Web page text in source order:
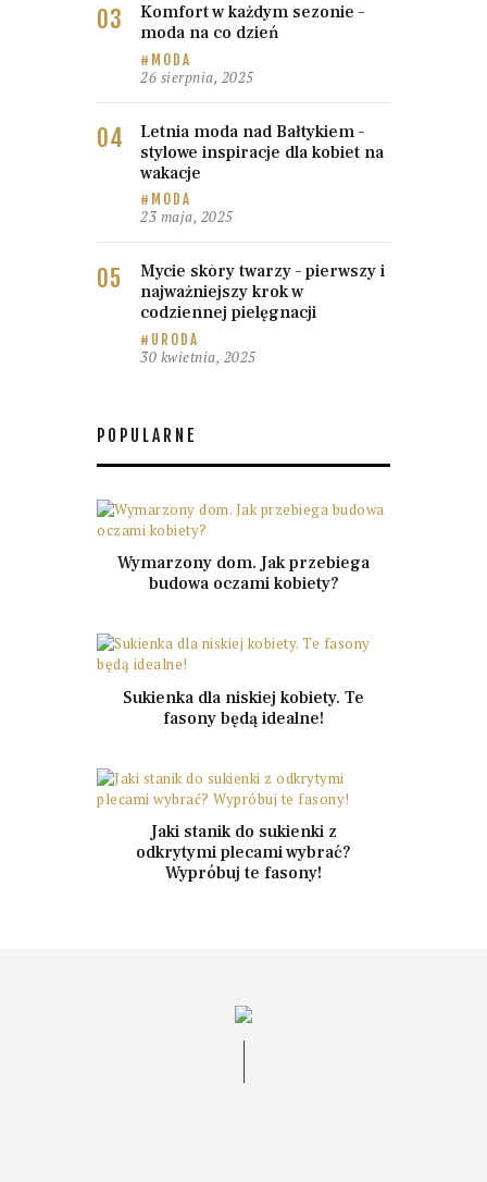
Komfort w każdym sezonie –
moda na co dzień
MODA
26 sierpnia, 2025
Letnia moda nad Bałtykiem –
stylowe inspiracje dla kobiet na
wakacje
MODA
23 maja, 2025
Mycie skóry twarzy – pierwszy i
najważniejszy krok w
codziennej pielęgnacji
URODA
30 kwietnia, 2025
POPULARNE
Wymarzony dom. Jak przebiega
budowa oczami kobiety?
Sukienka dla niskiej kobiety. Te
fasony będą idealne!
Jaki stanik do sukienki z
odkrytymi plecami wybrać?
Wypróbuj te fasony!